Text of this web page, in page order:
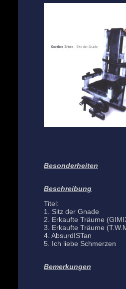
Besonderheiten
Beschreibung
Titel:
1. Sitz der Gnade
2. Erkaufte Träume
3. Erkaufte Träume
4. AbsurdISTan
5. Ich liebe Schmerzen
Bemerkungen